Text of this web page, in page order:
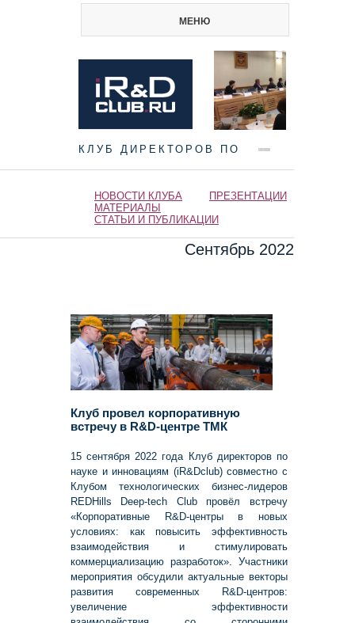
МЕНЮ
КЛУБ ДИРЕКТОРОВ ПО
НАУКЕ И ИННОВАЦИЯМ
НОВОСТИ КЛУБА
ПРЕЗЕНТАЦИИ
МАТЕРИАЛЫ
СТАТЬИ И ПУБЛИКАЦИИ
Сентябрь 2022
Клуб провел корпоративную
встречу в R&D-центре ТМК
15 сентября 2022 года Клуб директоров по
науке и инновациям (iR&Dclub) совместно с
Клубом технологических бизнес-лидеров
REDHills Deep-tech Club провёл встречу
«Корпоративные R&D-центры в новых
условиях: как повысить эффективность
взаимодействия и стимулировать
коммерциализацию разработок». Участники
мероприятия обсудили актуальные векторы
развития современных R&D-центров:
увеличение эффективности